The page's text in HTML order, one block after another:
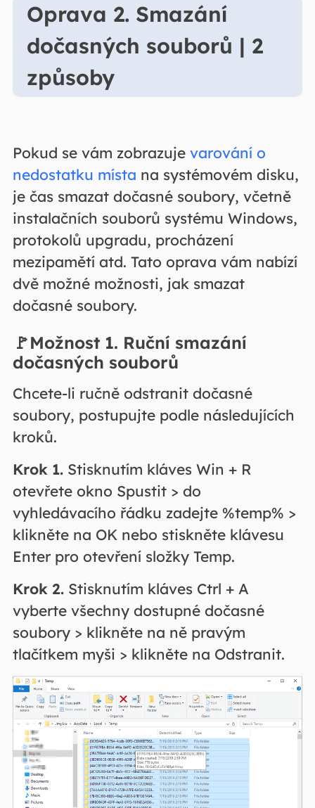
Oprava 2. Smazání
dočasných souborů | 2
způsoby
Pokud se vám zobrazuje varování o
nedostatku místa na systémovém disku,
je čas smazat dočasné soubory, včetně
instalačních souborů systému Windows,
protokolů upgradu, procházení
mezipamětí atd. Tato oprava vám nabízí
dvě možné možnosti, jak smazat
dočasné soubory.
🚩Možnost 1. Ruční smazání
dočasných souborů
Chcete-li ručně odstranit dočasné
soubory, postupujte podle následujících
kroků.
Krok 1.Stisknutím kláves Win + R
otevřete okno Spustit > do
vyhledávacího řádku zadejte %temp% >
klikněte na OK nebo stiskněte klávesu
Enter pro otevření složky Temp.
Krok 2.Stisknutím kláves Ctrl + A
vyberte všechny dostupné dočasné
soubory > klikněte na ně pravým
tlačítkem myši > klikněte na Odstranit.